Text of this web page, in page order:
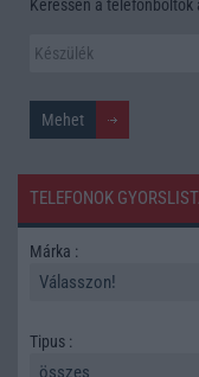
Keressen a telefonboltok
TELEFONOK
Márka :
Tipus :